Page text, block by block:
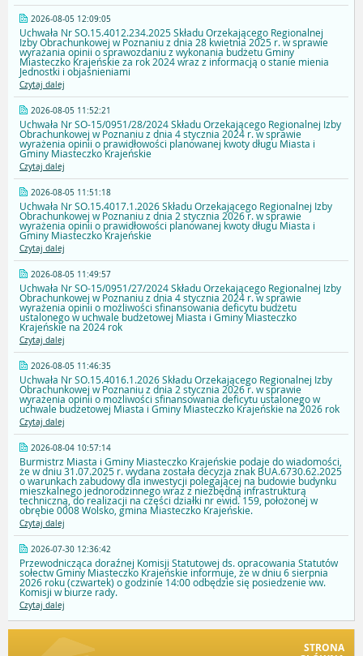
2026-08-05 12:09:05
Uchwała Nr SO.15.4012.234.2025 Składu Orzekającego Regionalnej
Izby Obrachunkowej w Poznaniu z dnia 28 kwietnia 2025 r. w sprawie
wyrażania opinii o sprawozdaniu z wykonania budżetu Gminy
Miasteczko Krajeńskie za rok 2024 wraz z informacją o stanie mienia
Jednostki i objaśnieniami
Czytaj dalej
2026-08-05 11:52:21
Uchwała Nr SO-15/0951/28/2024 Składu Orzekającego Regionalnej Izby
Obrachunkowej w Poznaniu z dnia 4 stycznia 2024 r. w sprawie
wyrażenia opinii o prawidłowości planowanej kwoty długu Miasta i
Gminy Miasteczko Krajeńskie
Czytaj dalej
2026-08-05 11:51:18
Uchwała Nr SO.15.4017.1.2026 Składu Orzekającego Regionalnej Izby
Obrachunkowej w Poznaniu z dnia 2 stycznia 2026 r. w sprawie
wyrażenia opinii o prawidłowości planowanej kwoty długu Miasta i
Gminy Miasteczko Krajeńskie
Czytaj dalej
2026-08-05 11:49:57
Uchwała Nr SO-15/0951/27/2024 Składu Orzekającego Regionalnej Izby
Obrachunkowej w Poznaniu z dnia 4 stycznia 2024 r. w sprawie
wyrażenia opinii o możliwości sfinansowania deficytu budżetu
ustalonego w uchwale budżetowej Miasta i Gminy Miasteczko
Krajeńskie na 2024 rok
Czytaj dalej
2026-08-05 11:46:35
Uchwała Nr SO.15.4016.1.2026 Składu Orzekającego Regionalnej Izby
Obrachunkowej w Poznaniu z dnia 2 stycznia 2026 r. w sprawie
wyrażenia opinii o możliwości sfinansowania deficytu ustalonego w
uchwale budżetowej Miasta i Gminy Miasteczko Krajeńskie na 2026 rok
Czytaj dalej
2026-08-04 10:57:14
Burmistrz Miasta i Gminy Miasteczko Krajeńskie podaje do wiadomości,
że w dniu 31.07.2025 r. wydana została decyzja znak BUA.6730.62.2025
o warunkach zabudowy dla inwestycji polegającej na budowie budynku
mieszkalnego jednorodzinnego wraz z niezbędną infrastrukturą
techniczną, do realizacji na części działki nr ewid. 159, położonej w
obrębie 0008 Wolsko, gmina Miasteczko Krajeńskie.
Czytaj dalej
2026-07-30 12:36:42
Przewodnicząca doraźnej Komisji Statutowej ds. opracowania Statutów
sołectw Gminy Miasteczko Krajeńskie informuje, że w dniu 6 sierpnia
2026 roku (czwartek) o godzinie 14:00 odbędzie się posiedzenie ww.
Komisji w biurze rady.
Czytaj dalej
STRONA